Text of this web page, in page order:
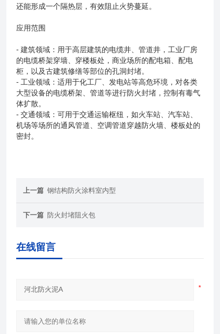
还能形成一个隔热层，有效阻止火势蔓延。
应用范围
- 建筑领域：用于高层建筑的电缆井、管道井，工业厂房
的电缆桥架穿墙、穿楼板处，商业场所的配电箱、配电
柜，以及古建筑修缮等部位的孔洞封堵。
- 工业领域：适用于化工厂、发电站等高危环境，对各类
大型设备的电缆桥架、管道等进行防火封堵，控制有毒气
体扩散。
- 交通领域：可用于交通运输枢纽，如火车站、汽车站、
机场等场所的通风管道、空调管道穿越防火墙、楼板处的
密封。
上一篇 钢结构防火涂料室内型
下一篇 防火封堵阻火包
在线留言